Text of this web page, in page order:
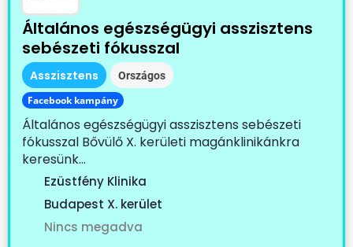
Általános egészségügyi asszisztens
sebészeti fókusszal
Asszisztens Országos
Facebook kampány
Általános egészségügyi asszisztens sebészeti
fókusszal Bővülő X. kerületi magánklinikánkra
keresünk...
Ezüstfény Klinika
Budapest X. kerület
Nincs megadva